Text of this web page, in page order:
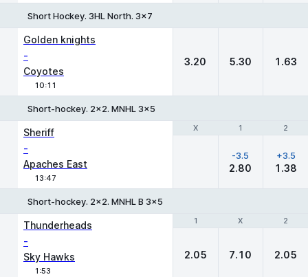
Short Hockey. 3HL North. 3x7
Golden knights
-
Coyotes
10:11
3.20 5.30 1.63
Short-hockey. 2x2. MNHL 3x5
Χ 1 2
Sheriff
-
Apaches East
13:47
Χ 1 2
-3.5
2.80
+3.5
1.38
Short-hockey. 2x2. MNHL B 3x5
1 X 2
Thunderheads
-
Sky Hawks
1:53
1 X 2
2.05 7.10 2.05